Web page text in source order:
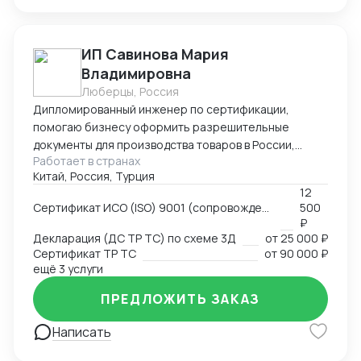
ИП Савинова Мария
Владимировна
Люберцы, Россия
Дипломированный инженер по сертификации,
помогаю бизнесу оформить разрешительные
документы для производства товаров в России,
импорта и реализации на территории РФ, через
магазины и маркетплейсы.
Работает в странах
Китай, Россия, Турция
Сертификат ИСО (ISO) 9001 (сопровождение, подготовка документов)
12
500
₽
Декларация (ДС ТР ТС) по схеме 3Д
от25 000 ₽
Сертификат ТР ТС
от 90 000 ₽
ещё 3 услуги
Написать
ПРЕДЛОЖИТЬ ЗАКАЗ